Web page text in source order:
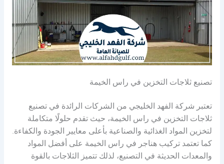
تصنيع ثلاجات التخزين في راس الخيمة
تعتبر شركة الفهد الخليجي من الشركات الرائدة في تصنيع
ثلاجات التخزين في راس الخيمة، حيث تقدم حلولًا متكاملة
لتخزين المواد الغذائية والصناعية بأعلى معايير الجودة والكفاءة.
كما تعتمد تركيب هناجر في راس الخيمة على أفضل المواد
والمعدات الحديثة في التصنيع، لذلك تتميز الثلاجات بالقوة